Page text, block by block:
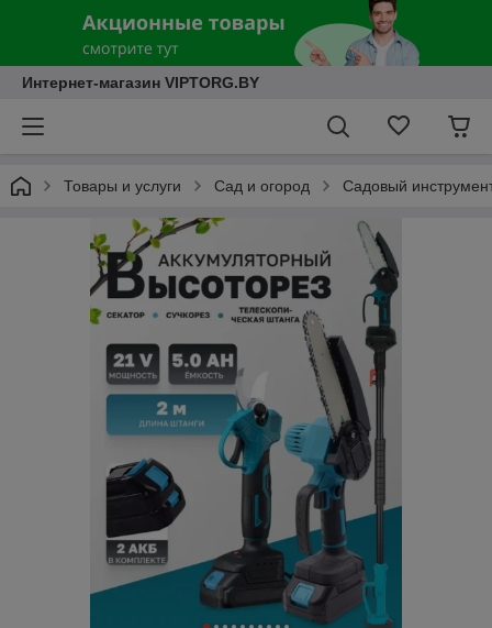
Интернет-магазин VIPTORG.BY
Товары и услуги Сад и огород Садовый